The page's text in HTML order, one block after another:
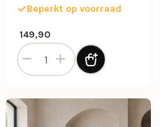
crème
Beperkt op voorraad
149,90
Espino tafellamp met